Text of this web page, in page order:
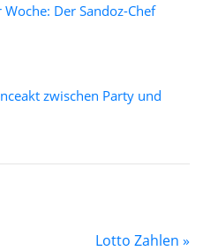
Der Sandoz-Chef
zwischen Party und
Lotto Zahlen »